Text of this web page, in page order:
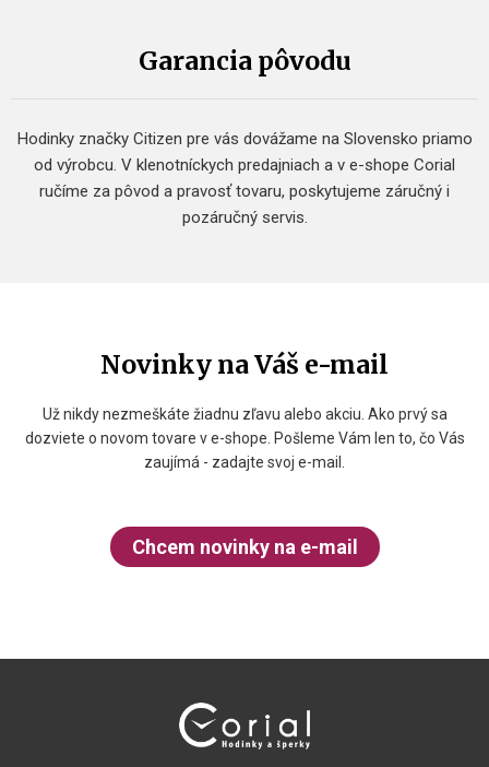
Garancia pôvodu
Hodinky značky Citizen pre vás dovážame na Slovensko priamo
od výrobcu. V klenotníckych predajniach a v e-shope Corial
ručíme za pôvod a pravosť tovaru, poskytujeme záručný i
pozáručný servis.
Novinky na Váš e-mail
Už nikdy nezmeškáte žiadnu zľavu alebo akciu. Ako prvý sa
dozviete o novom tovare v e-shope. Pošleme Vám len to, čo Vás
zaujímá - zadajte svoj e-mail.
Chcem novinky na e-mail